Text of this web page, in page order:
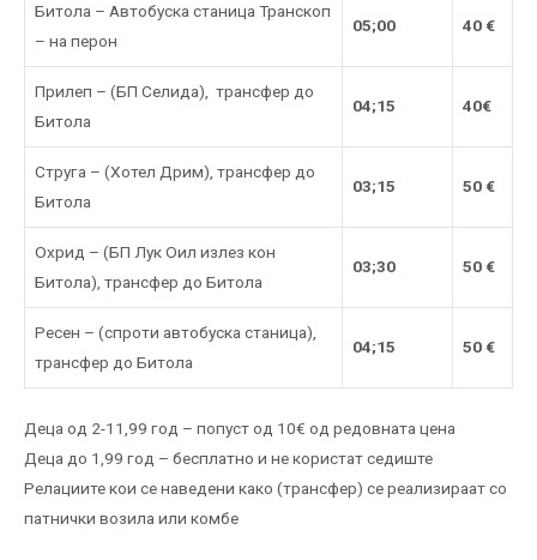
Битола – Автобуска станица Транскоп
– на перон
05;00 40 €
Прилеп – (БП Селида), трансфер до
Битола
04;15 40€
Струга – (Хотел Дрим), трансфер до
Битола
03;15 50 €
Охрид – (БП Лук Оил излез кон
Битола), трансфер до Битола
03;30 50 €
Ресен – (спроти автобуска станица),
трансфер до Битола
04;15 50 €
Деца од 2-11,99 год – попуст од 10€ од редовната цена
Деца до 1,99 год – бесплатно и не користат седиште
Релациите кои се наведени како (трансфер) се реализираат со
патнички возила или комбe